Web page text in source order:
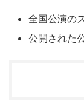
全国公演の
公開された